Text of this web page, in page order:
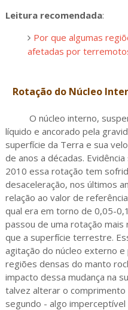
Leitura recomendada:
Por que algumas
afetadas por
Rotação do Núcleo
O núcleo interno,
líquido e ancorado pela
superfície da Terra e sua
de anos a décadas.
2010 essa rotação tem
desaceleração, nos últimos
relação ao valor de
qual era em torno de 0,05-
passou de uma rotação mais
que a superfície terrestre.
agitação do núcleo externo
regiões densas do manto
impacto dessa mudança na
talvez alterar o
segundo - algo imperceptível